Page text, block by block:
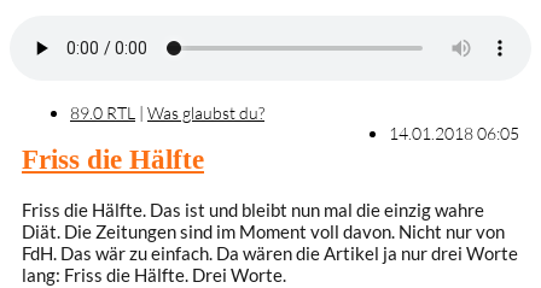
89.0 RTL | Was glaubst du?
14.01.2018 06:05
Friss die Hälfte
Friss die Hälfte. Das ist und bleibt nun mal die einzig wahre
Diät. Die Zeitungen sind im Moment voll davon. Nicht nur von
FdH. Das wär zu einfach. Da wären die Artikel ja nur drei Worte
lang: Friss die Hälfte. Drei Worte.